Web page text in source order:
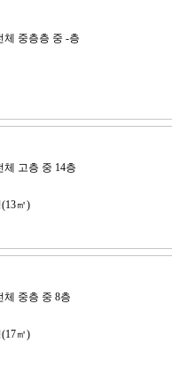
체 중층층 중 -층
고층 중 14층
㎡)
중층 중 8층
㎡)